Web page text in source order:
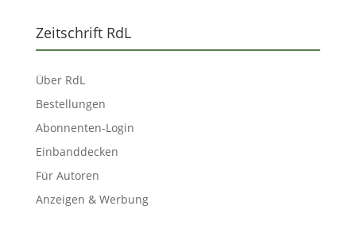
Zeitschrift RdL
Über RdL
Bestellungen
Abonnenten-Login
Einbanddecken
Für Autoren
Anzeigen & Werbung